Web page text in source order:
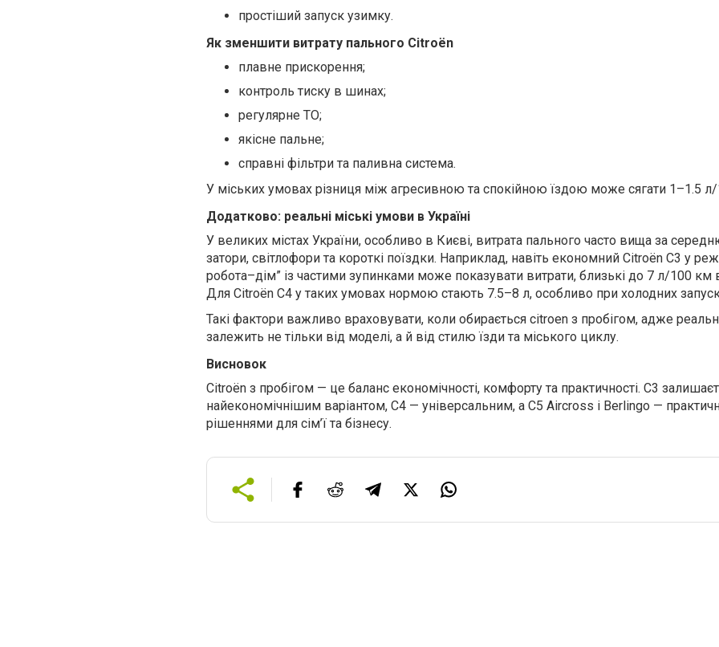
простіший запуск узимку.
Як зменшити витрату пального Citroën
плавне прискорення;
контроль тиску в шинах;
регулярне ТО;
якісне пальне;
справні фільтри та паливна система.
У міських умовах різниця між агресивною та спокійною їздою може сягати 1–1.5
Додатково: реальні міські умови в Україні
У великих містах України, особливо в Києві, витрата пального часто вища за
затори, світлофори та короткі поїздки. Наприклад, навіть економний Citroën C3 у
робота–дім” із частими зупинками може показувати витрати, близькі до 7 л/100 км
Для Citroën C4 у таких умовах нормою стають 7.5–8 л, особливо при холодних
Такі фактори важливо враховувати, коли обирається citroen з пробігом, адже
залежить не тільки від моделі, а й від стилю їзди та міського циклу.
Висновок
Citroën з пробігом — це баланс економічності, комфорту та практичності. C3
найекономічнішим варіантом, C4 — універсальним, а C5 Aircross і Berlingo —
рішеннями для сім’ї та бізнесу.